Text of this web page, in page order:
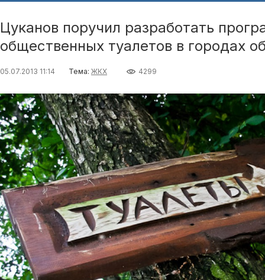
Цуканов поручил разработать
общественных туалетов в городах
05.07.2013 11:14 Тема: ЖКХ 4299